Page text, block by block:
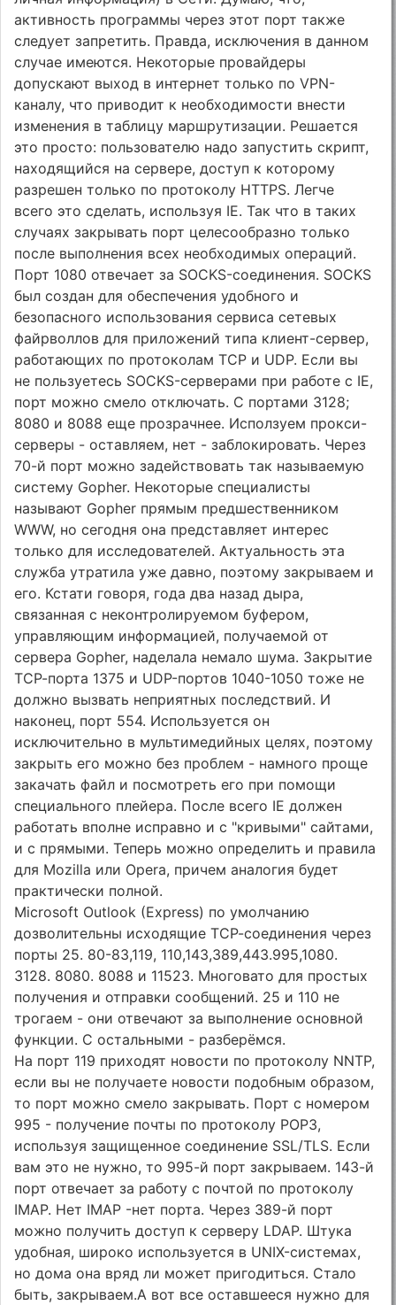
активность программы через этот порт также
следует запретить. Правда, исключения в данном
случае имеются. Некоторые провайдеры
допускают выход в интернет только по VPN-
каналу, что приводит к необходимости внести
изменения в таблицу маршрутизации. Решается
это просто: пользователю надо запустить скрипт,
находящийся на сервере, доступ к которому
разрешен только по протоколу HTTPS. Легче
всего это сделать, используя IE. Так что в таких
случаях закрывать порт целесообразно только
после выполнения всех необходимых операций.
Порт 1080 отвечает за SOCKS-соединения. SOCKS
был создан для обеспечения удобного и
безопасного использования сервиса сетевых
файрволлов для приложений типа клиент-сервер,
работающих по протоколам TCP и UDP. Если вы
не пользуетесь SOCKS-серверами при работе с IE,
порт можно смело отключать. С портами 3128;
8080 и 8088 еще прозрачнее. Исползуем прокси-
серверы - оставляем, нет - заблокировать. Через
70-й порт можно задействовать так называемую
систему Gopher. Некоторые специалисты
называют Gopher прямым предшественником
WWW, но сегодня она представляет интерес
только для исследователей. Актуальность эта
служба утратила уже давно, поэтому закрываем и
его. Кстати говоря, года два назад дыра,
связанная с неконтролируемом буфером,
управляющим информацией, получаемой от
сервера Gopher, наделала немало шума. Закрытие
ТСР-порта 1375 и UDP-портов 1040-1050 тоже не
должно вызвать неприятных последствий. И
наконец, порт 554. Используется он
исключительно в мультимедийных целях, поэтому
закрыть его можно без проблем - намного проще
закачать файл и посмотреть его при помощи
специального плейера. После всего IE должен
работать вполне исправно и с "кривыми" сайтами,
и с прямыми. Теперь можно определить и правила
для Mozilla или Opera, причем аналогия будет
практически полной.
Microsoft Outlook (Express) пo умолчанию
дозволительны исходящие ТСР-соединения через
порты 25. 80-83,119, 110,143,389,443.995,1080.
3128. 8080. 8088 и 11523. Многовато для простых
получения и отправки сообщений. 25 и 110 не
трогаем - они отвечают за выполнение основной
функции. С остальными - разберёмся.
На порт 119 приходят новости по протоколу NNTP,
если вы не получаете новости подобным образом,
то порт можно смело закрывать. Порт с номером
995 - получение почты по протоколу РОРЗ,
используя защищенное соединение SSL/TLS. Если
вам это не нужно, то 995-й порт закрываем. 143-й
порт отвечает за работу с почтой по протоколу
IMAP. Нет IMAP -нет порта. Через 389-й порт
можно получить доступ к серверу LDAP. Штука
удобная, широко используется в UNIX-системах,
но дома она вряд ли может пригодиться. Стало
быть, закрываем.А вот все оставшееся нужно для